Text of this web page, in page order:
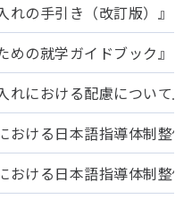
れの手引き（改訂版）』
めの就学ガイドブック』
れにおける配慮について』
おける日本語指導体制整
おける日本語指導体制整